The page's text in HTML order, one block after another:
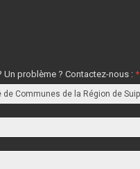
Un problème ? Contactez-nous :*